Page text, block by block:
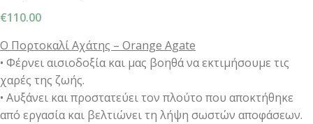
€110.00
Ο Πορτοκαλί Αχάτης – Orange Agate
• Φέρνει αισιοδοξία και μας βοηθά να εκτιμήσουμε τις
χαρές της ζωής.
• Αυξάνει και προστατεύει τον πλούτο που αποκτήθηκε
από εργασία και βελτιώνει τη λήψη σωστών αποφάσεων.